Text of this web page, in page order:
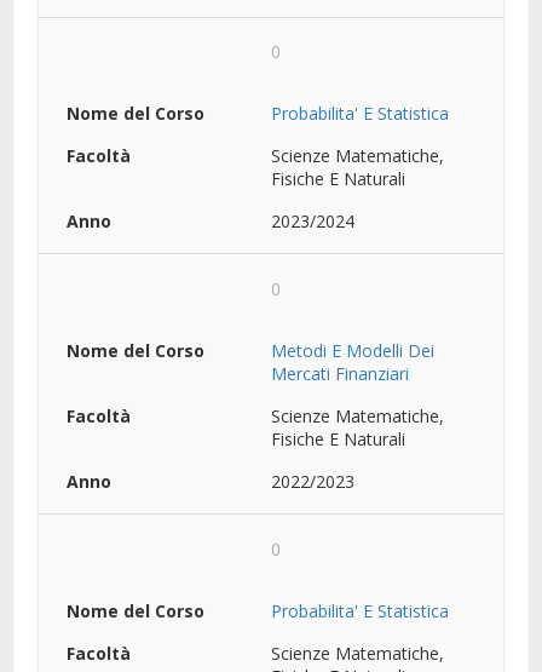
0
Probabilita' E Statistica
Scienze Matematiche,
Fisiche E Naturali
2023/2024
0
Metodi E Modelli Dei
Mercati Finanziari
Scienze Matematiche,
Fisiche E Naturali
2022/2023
0
Probabilita' E Statistica
Scienze Matematiche,